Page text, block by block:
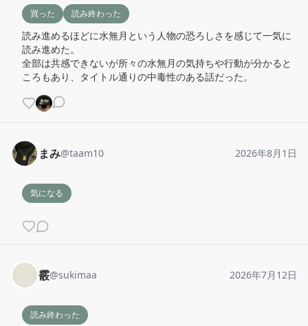
買った 読み終わった
読み進めるほどに水無月という人物の恐ろしさを感じて一気に
読み進めた。
全部は共感できないが所々の水無月の気持ちや行動が分かると
ころもあり、タイトル通りの中毒性のある話だった。
まみ@taam10 2026年8月1日
気になる
霰@sukimaa 2026年7月12日
読み終わった